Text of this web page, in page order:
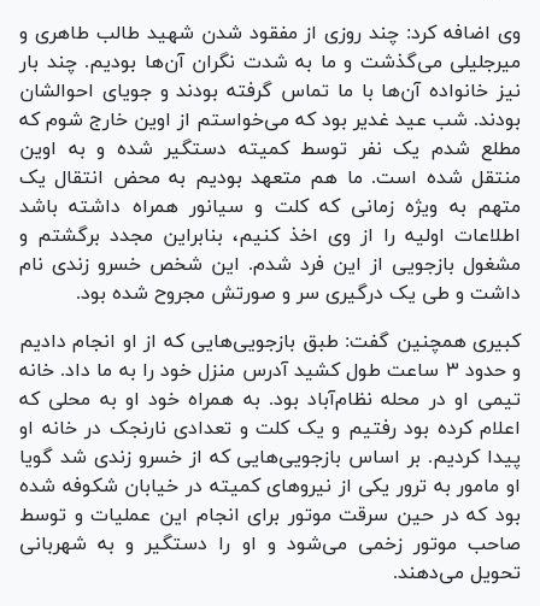
وی اضافه کرد: چند روزی از مفقود شدن شهید طالب طاهری و
میرجلیلی می‌گذشت و ما به شدت نگران آن‌ها بودیم. چند بار
نیز خانواده آن‌ها با ما تماس گرفته بودند و جویای احوالشان
بودند. شب عید غدیر بود که می‌خواستم از اوین خارج شوم که
مطلع شدم یک نفر توسط کمیته دستگیر شده و به اوین
منتقل شده است. ما هم متعهد بودیم به محض انتقال یک
متهم به ویژه زمانی که کلت و سیانور همراه داشته باشد
اطلاعات اولیه را از وی اخذ کنیم، بنابراین مجدد برگشتم و
مشغول بازجویی از این فرد شدم. این شخص خسرو زندی نام
داشت و طی یک درگیری سر و صورتش مجروح شده بود.
کبیری همچنین گفت: طبق بازجویی‌هایی که از او انجام دادیم
و حدود ۳ ساعت طول کشید آدرس منزل خود را به ما داد. خانه
تیمی او در محله نظام‌آباد بود. به همراه خود او به محلی که
اعلام کرده بود رفتیم و یک کلت و تعدادی نارنجک در خانه او
پیدا کردیم. بر اساس بازجویی‌هایی که از خسرو زندی شد گویا
او مامور به ترور یکی از نیرو‌های کمیته در خیابان شکوفه شده
بود که در حین سرقت موتور برای انجام این عملیات و توسط
صاحب موتور زخمی می‌شود و او را دستگیر و به شهربانی
تحویل می‌دهند.